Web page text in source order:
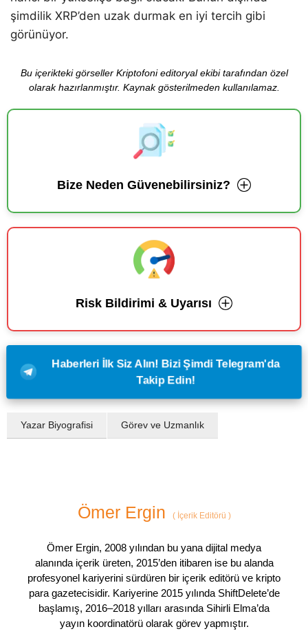
şimdilik XRP’den uzak durmak en iyi tercih gibi
görünüyor.
Bu içerikteki görseller Kriptofoni editoryal ekibi tarafından özel
olarak hazırlanmıştır. Kaynak gösterilmeden kullanılamaz.
Bize Neden Güvenebilirsiniz?
Risk Bildirimi & Uyarısı
Haberleri İlk Siz Alın! Bizi Şimdi Telegram'da
Takip Edin!
Yazar Biyografisi Görev ve Uzmanlık
Ömer Ergin (İçerik Editörü )
Ömer Ergin, 2008 yılından bu yana dijital medya
alanında içerik üreten, 2015’den itibaren ise bu alanda
profesyonel kariyerini sürdüren bir içerik editörü ve kripto
para gazetecisidir. Kariyerine 2015 yılında ShiftDelete’de
başlamış, 2016–2018 yılları arasında Sihirli Elma’da
yayın koordinatörü olarak görev yapmıştır.